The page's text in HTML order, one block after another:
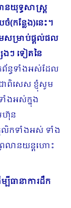
នយុទ្ធសាស្ត្រ
កន្លែង)នេះ។
សម្រាប់ផ្តល់ផល
ងៗ ទៀតនៃ
ធទាំងអស់ដែល
ាពិសេស ខ្ញុំសូម
ាំងអស់ក្នុង
ហ៊ុន
លិកទាំងអស់ ទាំង
រលានយន្តហោះ
ធានាការដឹក